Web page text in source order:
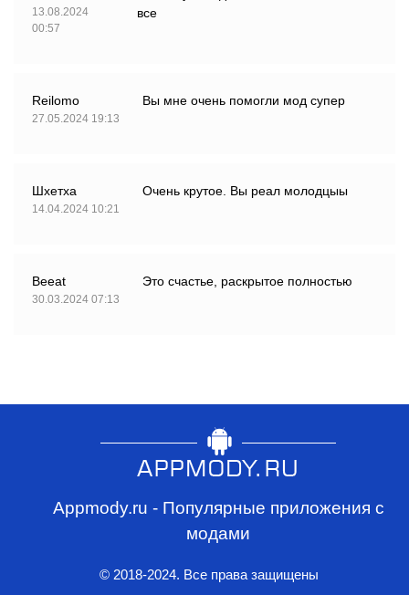
13.08.2024
00:57
все
Reilomo
27.05.2024 19:13
Вы мне очень помогли мод супер
Шхетха
14.04.2024 10:21
Очень крутое. Вы реал молодцыы
Beeat
30.03.2024 07:13
Это счастье, раскрытое полностью
Appmody.ru - Популярные приложения с
модами
© 2018-2024. Все права защищены